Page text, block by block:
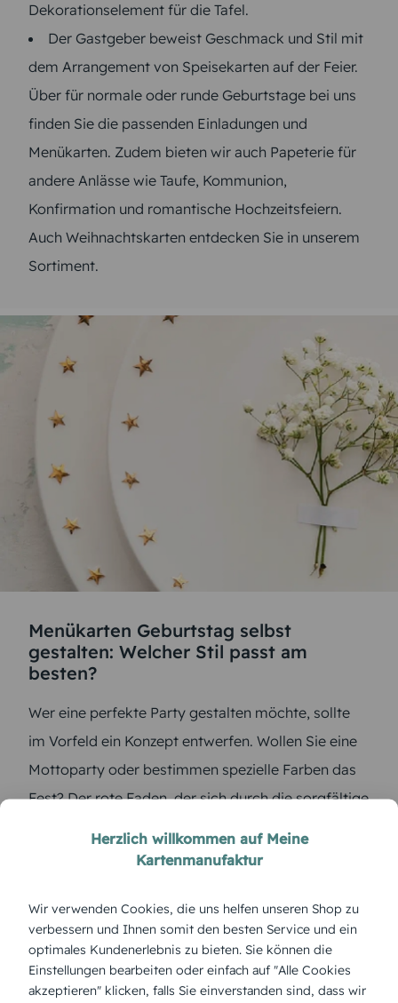
Dekorationselement für die Tafel.
Der Gastgeber beweist Geschmack und Stil mit
dem Arrangement von Speisekarten auf der Feier.
Über für normale oder runde Geburtstage bei uns
finden Sie die passenden Einladungen und
Menükarten. Zudem bieten wir auch Papeterie für
andere Anlässe wie Taufe, Kommunion,
Konfirmation und romantische Hochzeitsfeiern.
Auch Weihnachtskarten entdecken Sie in unserem
Sortiment.
Menükarten Geburtstag selbst
gestalten: Welcher Stil passt am
besten?
Wer eine perfekte Party gestalten möchte, sollte
im Vorfeld ein Konzept entwerfen. Wollen Sie eine
Mottoparty oder bestimmen spezielle Farben das
Fest? Der rote Faden, der sich durch die sorgfältige
den Geburtstags-Einladungen und Menükarten
Die wichtigsten Planungspunkte in der Übersicht:
Mottoparty oder Farbschema
Geburtstags-Einladungen anpassen
Herzlich willkommen auf Meine
Kartenmanufaktur
Wir verwenden Cookies, die uns helfen unseren Shop zu
verbessern und Ihnen somit den besten Service und ein
optimales Kundenerlebnis zu bieten. Sie können die
Einstellungen bearbeiten oder einfach auf "Alle Cookies
akzeptieren" klicken, falls Sie einverstanden sind, dass wir